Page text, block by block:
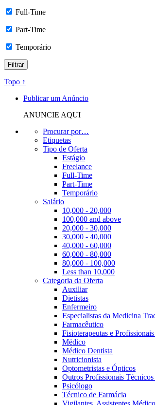
Full-Time
Part-Time
Temporário
Topo ↑
Publicar um Anúncio
ANUNCIE AQUI
Procurar por…
Etiquetas
Tipo de Oferta
Estágio
Freelance
Full-Time
Part-Time
Temporário
Salário
10,000 - 20,000
100,000 and above
20,000 - 30,000
30,000 - 40,000
40,000 - 60,000
60,000 - 80,000
80,000 - 100,000
Less than 10,000
Categoria da Oferta
Auxiliar
Dietistas
Enfermeiro
Especialistas da Medicina
Farmacêutico
Fisioterapeutas e
Médico
Médico Dentista
Nutricionista
Optometristas e Ópticos
Outros Profissionais
Psicólogo
Técnico de Farmácia
Vigilantes, Assistentes